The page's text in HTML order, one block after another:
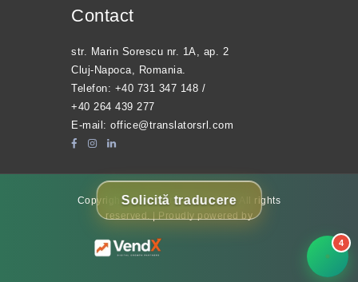
Contact
str. Marin Sorescu nr. 1A, ap. 2
Cluj-Napoca, Romania.
Telefon: +40 731 347 148 /
+40 264 439 277
E-mail: office@translatorsrl.com
Copyright © 2026 Translator SRL. All rights
reserved. | Proudly powered by
4
Solicită traducere